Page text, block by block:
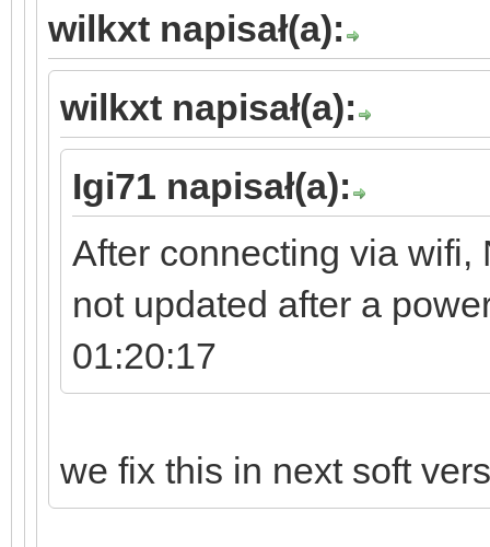
wilkxt napisał(a):
wilkxt napisał(a):
Igi71 napisał(a):
After connecting via wifi,
not updated after a
01:20:17
we fix this in next soft